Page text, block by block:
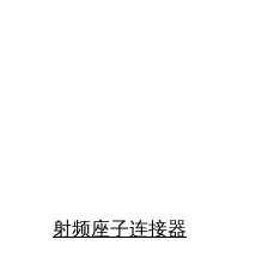
射频座子连接器